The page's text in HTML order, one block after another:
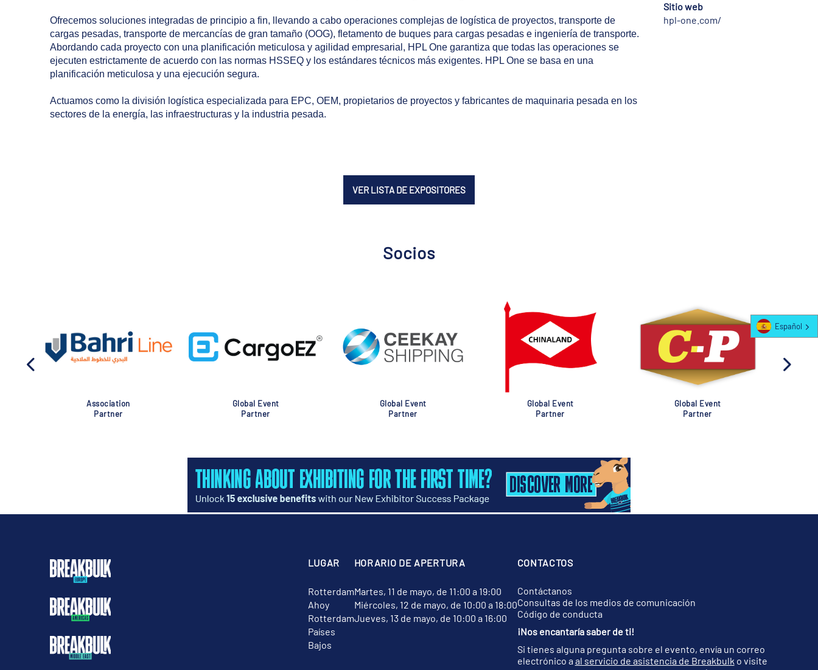
Ofrecemos soluciones integradas de principio a fin, llevando a cabo operaciones complejas de logística de proyectos, transporte de
cargas pesadas, transporte de mercancías de gran tamaño (OOG), fletamento de buques para cargas pesadas e ingeniería de transporte.
Abordando cada proyecto con una planificación meticulosa y agilidad empresarial, HPL One garantiza que todas las operaciones se
ejecuten estrictamente de acuerdo con las normas HSSEQ y los estándares técnicos más exigentes. HPL One se basa en una
planificación meticulosa y una ejecución segura.
Actuamos como la división logística especializada para EPC, OEM, propietarios de proyectos y fabricantes de maquinaria pesada en los
sectores de la energía, las infraestructuras y la industria pesada.
Sitio web
hpl-one.com/
VER LISTA DE EXPOSITORES
Socios
Association
Partner
Global Event
Partner
Global Event
Partner
Global Event
Partner
Global Event
Partner
LUGAR
Rotterdam
Ahoy
Rotterdam
Países
Bajos
HORARIO DE APERTURA
Martes, 11 de mayo, de 11:00 a 19:00
Miércoles, 12 de mayo, de 10:00 a 18:00
Jueves, 13 de mayo, de 10:00 a 16:00
CONTACTOS
Contáctanos
Consultas de los medios de comunicación
Código de conducta
¡Nos encantaría saber de ti!
Si tienes alguna pregunta sobre el evento, envía un correo
electrónico a al servicio de asistencia de Breakbulk o visite
Español